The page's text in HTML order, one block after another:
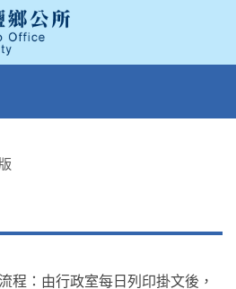
程：由行政室每日列印掛文後，